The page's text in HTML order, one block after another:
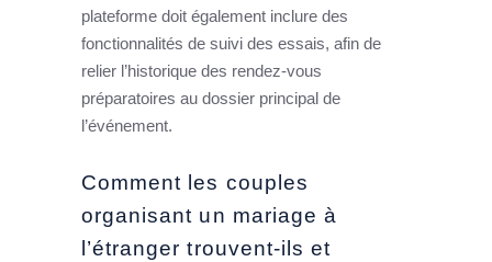
plateforme doit également inclure des
fonctionnalités de suivi des essais, afin de
relier l’historique des rendez-vous
préparatoires au dossier principal de
l’événement.
Comment les couples
organisant un mariage à
l’étranger trouvent-ils et